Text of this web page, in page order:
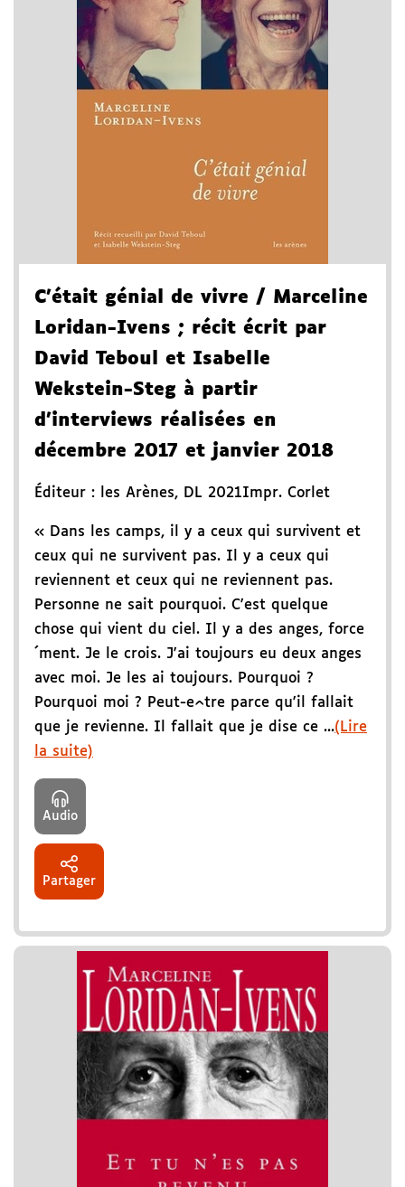
C'était génial de vivre / Marceline
Loridan-Ivens ; récit écrit par
David Teboul et Isabelle
Wekstein-Steg à partir
d'interviews réalisées en
décembre 2017 et janvier 2018
Éditeur : les Arènes, DL 2021Impr. Corlet
« Dans les camps, il y a ceux qui survivent et
ceux qui ne survivent pas. Il y a ceux qui
reviennent et ceux qui ne reviennent pas.
Personne ne sait pourquoi. C'est quelque
chose qui vient du ciel. Il y a des anges, force
´ment. Je le crois. J'ai toujours eu deux anges
avec moi. Je les ai toujours. Pourquoi ?
Pourquoi moi ? Peut-e^tre parce qu'il fallait
que je revienne. Il fallait que je dise ce ...(Lire
la suite)
Audio
Partager